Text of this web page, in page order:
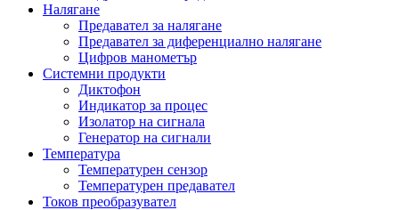
Налягане
Предавател за налягане
Предавател за диференциално налягане
Цифров манометър
Системни продукти
Диктофон
Индикатор за процес
Изолатор на сигнала
Генератор на сигнали
Температура
Температурен сензор
Температурен предавател
Токов преобразувател